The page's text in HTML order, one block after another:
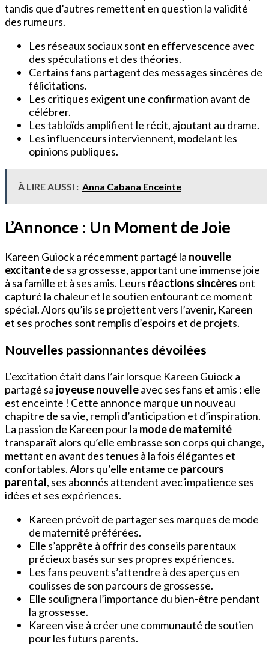
tandis que d’autres remettent en question la validité
des rumeurs.
Les réseaux sociaux sont en effervescence avec
des spéculations et des théories.
Certains fans partagent des messages sincères de
félicitations.
Les critiques exigent une confirmation avant de
célébrer.
Les tabloïds amplifient le récit, ajoutant au drame.
Les influenceurs interviennent, modelant les
opinions publiques.
À LIRE AUSSI : Anna Cabana Enceinte
L’Annonce : Un Moment de Joie
Kareen Guiock a récemment partagé la nouvelle
excitantede sa grossesse, apportant une immense joie
à sa famille et à ses amis. Leurs réactions sincères ont
capturé la chaleur et le soutien entourant ce moment
spécial. Alors qu’ils se projettent vers l’avenir, Kareen
et ses proches sont remplis d’espoirs et de projets.
Nouvelles passionnantes dévoilées
L’excitation était dans l’air lorsque Kareen Guiock a
partagé sa joyeuse nouvelleavec ses fans et amis : elle
est enceinte ! Cette annonce marque un nouveau
chapitre de sa vie, rempli d’anticipation et d’inspiration.
La passion de Kareen pour la mode de maternité
transparaît alors qu’elle embrasse son corps qui change,
mettant en avant des tenues à la fois élégantes et
confortables. Alors qu’elle entame ce parcours
parental, ses abonnés attendent avec impatience ses
idées et ses expériences.
Kareen prévoit de partager ses marques de mode
de maternité préférées.
Elle s’apprête à offrir des conseils parentaux
précieux basés sur ses propres expériences.
Les fans peuvent s’attendre à des aperçus en
coulisses de son parcours de grossesse.
Elle soulignera l’importance du bien-être pendant
la grossesse.
Kareen vise à créer une communauté de soutien
pour les futurs parents.